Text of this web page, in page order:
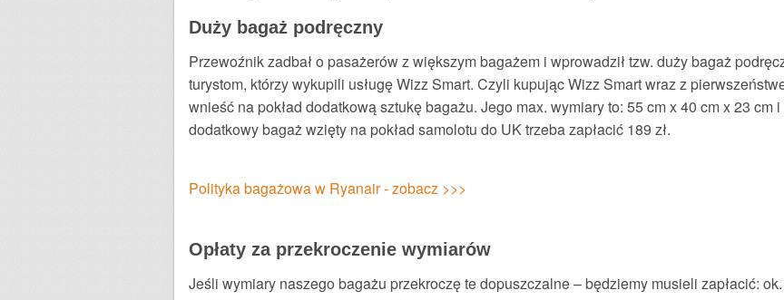
Duży bagaż podręczny
Przewoźnik zadbał o pasażerów z większym bagażem i wprowadził tzw. duży bagaż
turystom, którzy wykupili usługę Wizz Smart. Czyli kupując Wizz Smart wraz z
wnieść na pokład dodatkową sztukę bagażu. Jego max. wymiary to: 55 cm x 40 cm x 23
dodatkowy bagaż wzięty na pokład samolotu do UK trzeba zapłacić 189 zł.
Polityka bagażowa w Ryanair - zobacz >>>
Opłaty za przekroczenie wymiarów
Jeśli wymiary naszego bagażu przekroczę te dopuszczalne – będziemy musieli zapłacić: